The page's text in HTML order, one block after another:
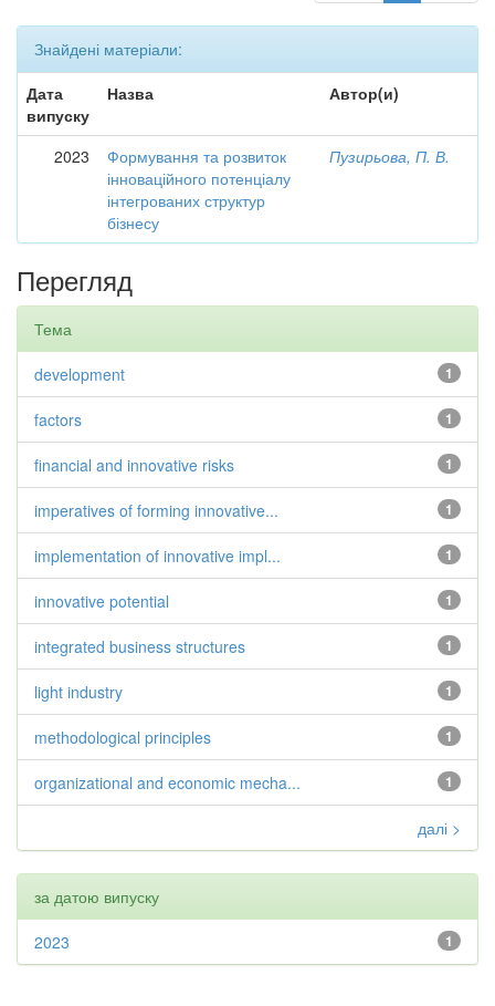
Знайдені матеріали:
Дата
випуску
Назва Автор(и)
2023
Формування та розвиток
інноваційного потенціалу
інтегрованих структур
бізнесу
Пузирьова, П. В.
Перегляд
Тема
1
development
1
factors
1
financial and innovative risks
1
imperatives of forming innovative...
1
implementation of innovative impl...
1
innovative potential
1
integrated business structures
1
light industry
1
methodological principles
1
organizational and economic mecha...
далі >
за датою випуску
1
2023